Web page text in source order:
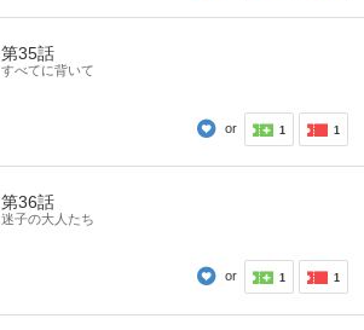
第35話
すべてに背いて
or 1 1
第36話
迷子の大人たち
or 1 1